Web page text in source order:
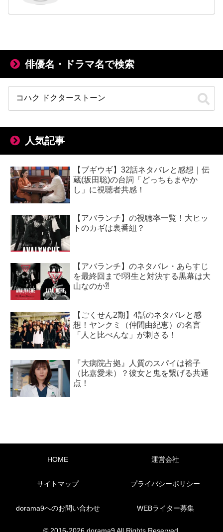
俳優名・ドラマ名で検索
人気記事
【ブギウギ】32話ネタバレと感想｜伝
蔵(坂田聡)の台詞「どっちもまやか
し」に視聴者共感！
【アバランチ】の視聴率一覧！大ヒッ
トのカギは裏番組？
【アバランチ】のネタバレ・あらすじ
を最終回まで!羽生と対決する黒幕は大
山なのか⁈
【ごくせん2期】4話のネタバレと感
想！ヤンクミ（仲間由紀恵）の名言
「人と比べんな」が刺さる！
『大病院占拠』人質のスパイは裕子
（比嘉愛未）？彼女と鬼を繋げる共通
点！
HOME 運営会社
サイトマップ プライバシーポリシー
dorama9へのお問い合わせ WEBライター募集